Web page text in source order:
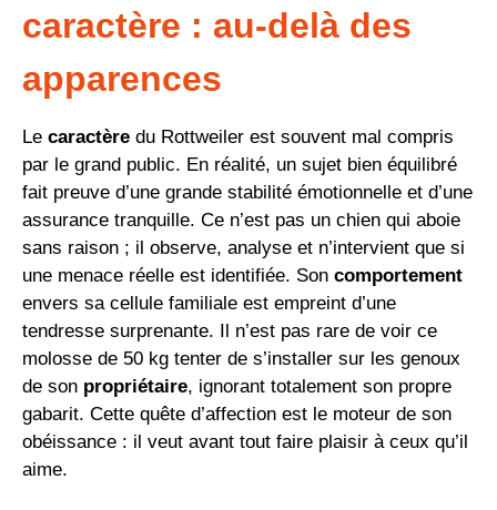
caractère : au-delà des
apparences
Le caractère du Rottweiler est souvent mal compris
par le grand public. En réalité, un sujet bien équilibré
fait preuve d’une grande stabilité émotionnelle et d’une
assurance tranquille. Ce n’est pas un chien qui aboie
sans raison ; il observe, analyse et n’intervient que si
une menace réelle est identifiée. Son comportement
envers sa cellule familiale est empreint d’une
tendresse surprenante. Il n’est pas rare de voir ce
molosse de 50 kg tenter de s’installer sur les genoux
de son propriétaire, ignorant totalement son propre
gabarit. Cette quête d’affection est le moteur de son
obéissance : il veut avant tout faire plaisir à ceux qu’il
aime.